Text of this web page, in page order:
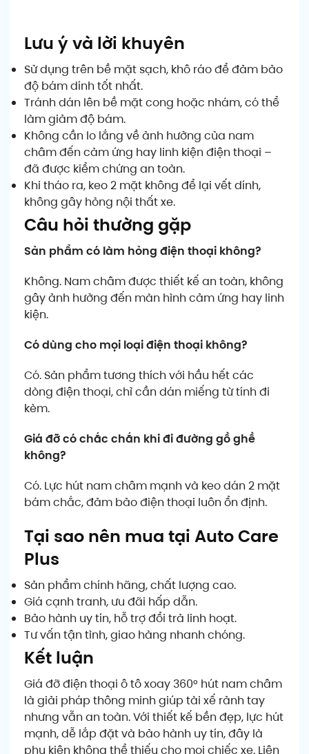
Lưu ý và lời khuyên
Sử dụng trên bề mặt sạch, khô ráo để đảm bảo
độ bám dính tốt nhất.
Tránh dán lên bề mặt cong hoặc nhám, có thể
làm giảm độ bám.
Không cần lo lắng về ảnh hưởng của nam
châm đến cảm ứng hay linh kiện điện thoại –
đã được kiểm chứng an toàn.
Khi tháo ra, keo 2 mặt không để lại vết dính,
không gây hỏng nội thất xe.
Câu hỏi thường gặp
Sản phẩm có làm hỏng điện thoại không?
Không. Nam châm được thiết kế an toàn, không
gây ảnh hưởng đến màn hình cảm ứng hay linh
kiện.
Có dùng cho mọi loại điện thoại không?
Có. Sản phẩm tương thích với hầu hết các
dòng điện thoại, chỉ cần dán miếng từ tính đi
kèm.
Giá đỡ có chắc chắn khi đi đường gồ ghề
không?
Có. Lực hút nam châm mạnh và keo dán 2 mặt
bám chắc, đảm bảo điện thoại luôn ổn định.
Tại sao nên mua tại Auto Care
Plus
Sản phẩm chính hãng, chất lượng cao.
Giá cạnh tranh, ưu đãi hấp dẫn.
Bảo hành uy tín, hỗ trợ đổi trả linh hoạt.
Tư vấn tận tình, giao hàng nhanh chóng.
Kết luận
Giá đỡ điện thoại ô tô xoay 360° hút nam châm
là giải pháp thông minh giúp tài xế rảnh tay
nhưng vẫn an toàn. Với thiết kế bền đẹp, lực hút
mạnh, dễ lắp đặt và bảo hành uy tín, đây là
phụ kiện không thể thiếu cho mọi chiếc xe. Liên